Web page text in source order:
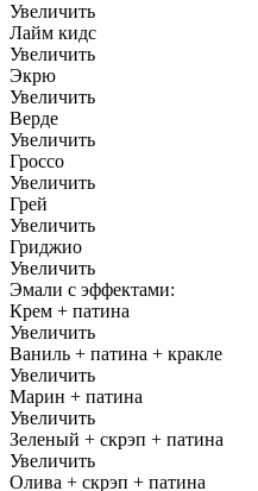
Увеличить
Лайм кидс
Увеличить
Экрю
Увеличить
Верде
Увеличить
Гроссо
Увеличить
Грей
Увеличить
Гриджио
Увеличить
Эмали с эффектами:
Крем + патина
Увеличить
Ваниль + патина + кракле
Увеличить
Марин + патина
Увеличить
Зеленый + скрэп + патина
Увеличить
Олива + скрэп + патина